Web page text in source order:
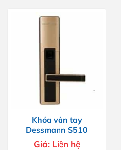
Khóa vân tay
Dessmann S510
Giá: Liên hệ